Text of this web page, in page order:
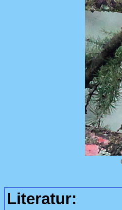
Literatur: